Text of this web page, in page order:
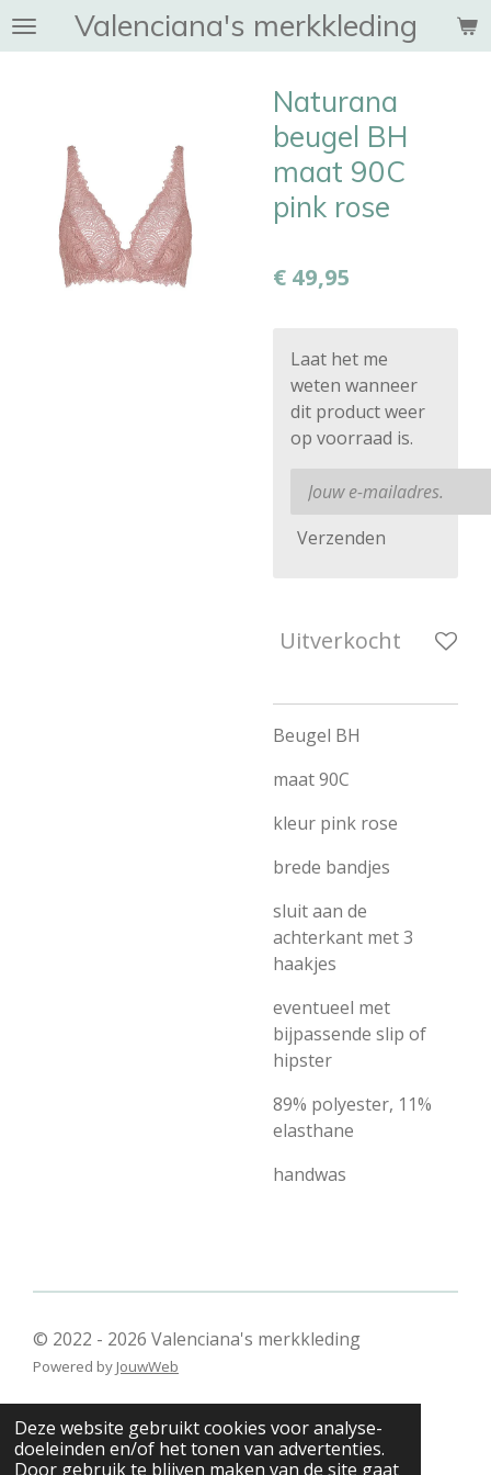
Deze website gebruikt cookies voor analyse-
doeleinden en/of het tonen van advertenties.
Door gebruik te blijven maken van de site gaat
Ga
direct
Valenciana's merkkleding
Naturana
beugel BH
maat 90C
pink rose
€ 49,95
Laat het me
weten wanneer
dit product weer
op voorraad is.
Verzenden
Uitverkocht
Beugel BH
maat 90C
kleur pink rose
brede bandjes
sluit aan de
achterkant met 3
haakjes
eventueel met
bijpassende slip of
hipster
89% polyester, 11%
elasthane
handwas
© 2022 - 2026 Valenciana's merkkleding
Powered by JouwWeb